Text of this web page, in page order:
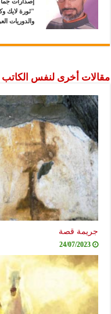
"ثورة لايك
والدوريات
مقالات أخرى لنفس الكاتب
جريمة قصة
24/07/2023